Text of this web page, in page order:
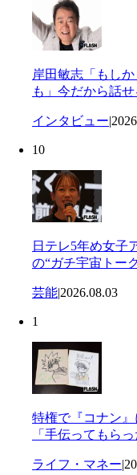
岸田敏志「もし
も」今だから話
インタビュー|
10
日テレ5年め女子
の“ガチ宇宙トー
芸能|2026.08.03
1
特権で『コナン
「手伝ってもら
ライフ・マネー|